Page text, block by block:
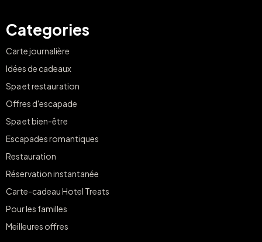
Categories
Carte journalière
Idées de cadeaux
Spa et restauration
Offres d'escapade
Spa et bien-être
Escapades romantiques
Restauration
Réservation instantanée
Carte-cadeau Hotel Treats
Pour les familles
Meilleures offres